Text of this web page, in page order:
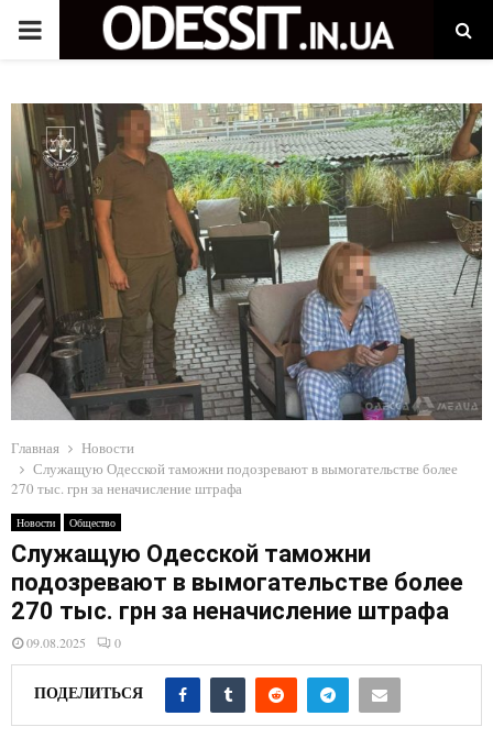
P
I
M
A
R
Y
M
E
N
U
Главная
Новости
Служащую Одесской таможни подозревают в вымогательстве более
270 тыс. грн за неначисление штрафа
Новости Общество
Служащую Одесской таможни
подозревают в вымогательстве более
270 тыс. грн за неначисление штрафа
09.08.2025 0
ПОДЕЛИТЬСЯ